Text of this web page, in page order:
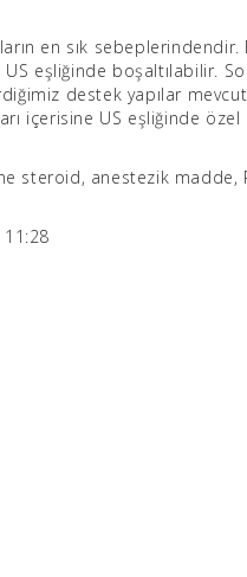
en sık
eşliğinde boşaltılabilir.
destek yapılar
içerisine US eşliğinde
steroid, anestezik